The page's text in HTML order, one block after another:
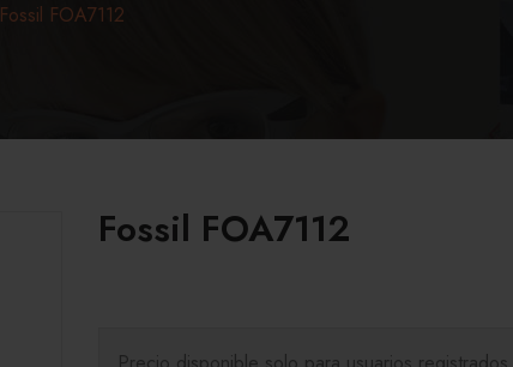
Fossil FOA7112
Fossil FOA7112